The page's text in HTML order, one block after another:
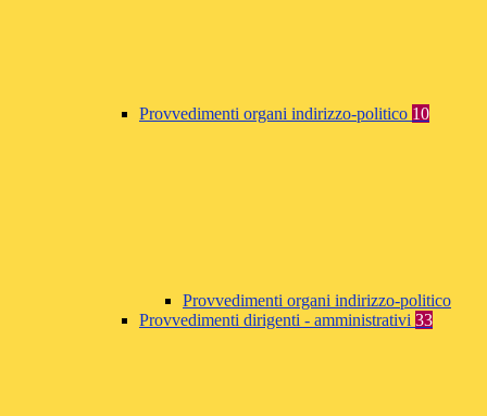
Provvedimenti organi indirizzo-politico 10
Provvedimenti organi indirizzo-politico
Provvedimenti dirigenti - amministrativi 33